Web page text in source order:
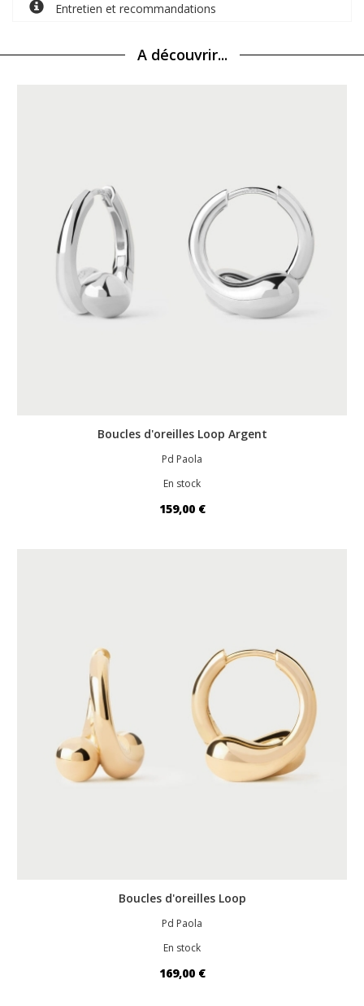
Entretien et recommandations
A découvrir...
Boucles d'oreilles Loop Argent
Pd Paola
En stock
159,00 €
Boucles d'oreilles Loop
Pd Paola
En stock
169,00 €